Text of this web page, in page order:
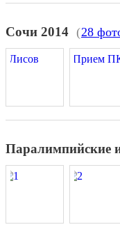
Сочи 2014 (28
Паралимпийские